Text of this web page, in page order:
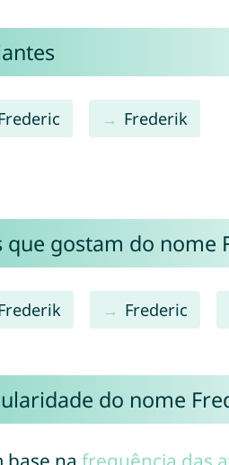
Frederik
que gostam do
Frederic
do nome